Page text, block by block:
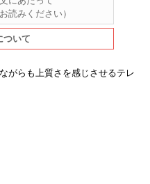
読みください）
ついて
がらも上質さを感じさせるテレ